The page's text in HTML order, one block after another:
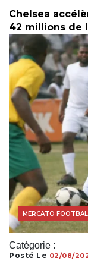
Chelsea
42 millions de
Catégorie :
FOOTBALL
MERCATO
Posté Le 02/08/